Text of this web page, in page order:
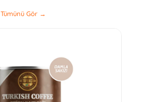
Tümünü Gör →